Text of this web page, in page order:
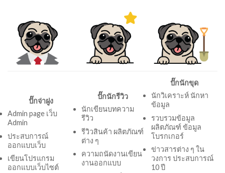
ปั๊กจ่าฝูง
Admin page เว็บ
Admin
ประสบการณ์
ออกแบบเว็บ
เขียนโปรแกรม
ออกแบบเว็บไซต์
ปั๊กนักรีวิว
นักเขียนบทความ
รีวิว
รีวิวสินค้า ผลิตภัณฑ์
ต่าง ๆ
ความถนัดงานเขียน
งานออกแบบ
ปั๊กนักขุด
นักวิเคราะห์ นักหา
ข้อมูล
รวบรวมข้อมูล
ผลิตภัณฑ์ ข้อมูล
โบรกเกอร์
ข่าวสารต่าง ๆ ใน
วงการ ประสบการณ์
10 ปี